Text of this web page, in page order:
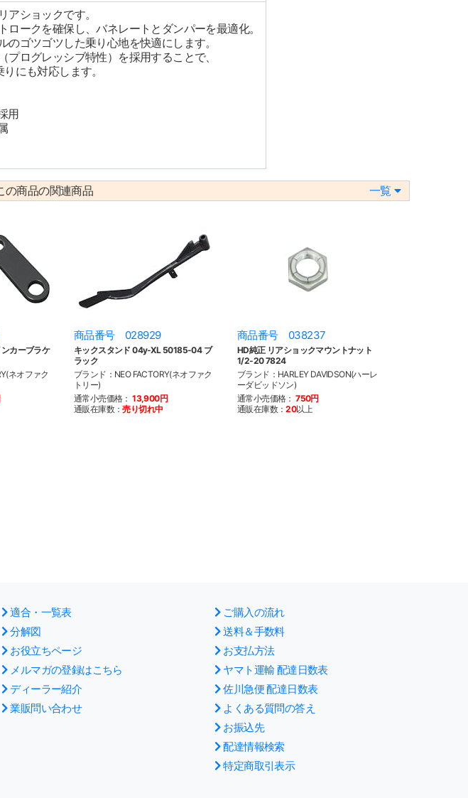
アショックです。
ロークを確保し、バネレートとダンパーを最適化。
のゴツゴツした乗り心地を快適にします。
プログレッシブ特性）を採用することで、
にも対応します。
用
の商品の関連商品 一覧
カーブラケ
ネオファク
商品番号 028929
キックスタンド 04y-XL 50185-04 ブ
ラック
ブランド：NEO FACTORY(ネオファク
トリー)
通常小売価格： 13,900円
通販在庫数：売り切れ中
商品番号 038237
HD純正 リアショックマウントナット
1/2-20 7824
ブランド：HARLEY DAVIDSON(ハーレ
ーダビッドソン)
通常小売価格： 750円
通販在庫数：20以上
適合・一覧表
分解図
お役立ちページ
メルマガの登録はこちら
ディーラー紹介
業販問い合わせ
ご購入の流れ
送料＆手数料
お支払方法
ヤマト運輸 配達日数表
佐川急便 配達日数表
よくある質問の答え
お振込先
配達情報検索
特定商取引表示